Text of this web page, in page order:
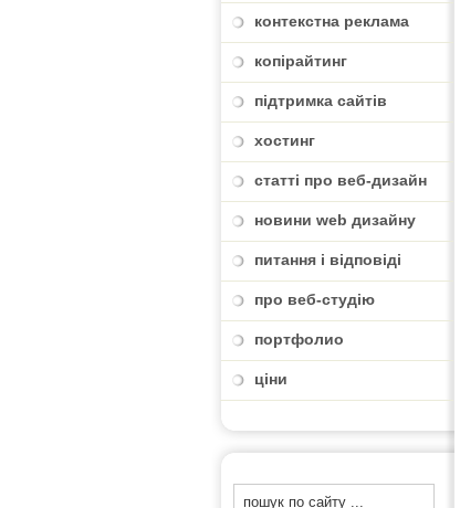
контекстна реклама
копірайтинг
підтримка сайтів
хостинг
статті про веб-дизайн
новини web дизайну
питання і відповіді
про веб-студію
портфолио
ціни